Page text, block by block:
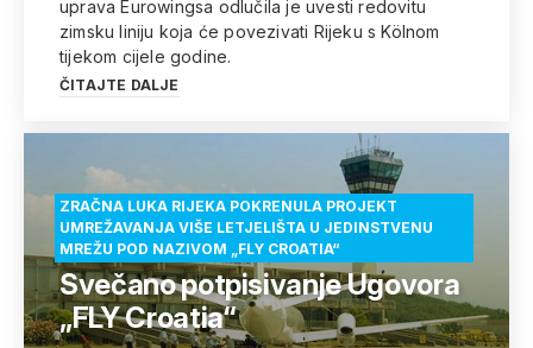
uprava Eurowingsa odlučila je uvesti redovitu
zimsku liniju koja će povezivati Rijeku s Kölnom
tijekom cijele godine.
ČITAJTE DALJE
ZRAČNA LUKA RIJEKA POKRENULA PROJEKT
UMREŽAVANJA VIŠE LETJELIŠTA U JEDINSTVENU
MREŽU POD NAZIVOM „FLY CROATIA“
Svečano potpisivanje Ugovora
„FLY Croatia“